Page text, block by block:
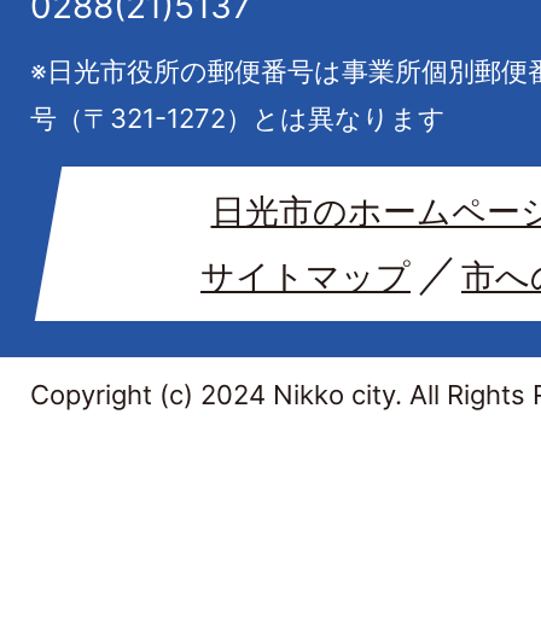
※日光市役所の郵便番号は事業所個別郵
号（〒321-1272）とは異なります
日光市のホームペー
サイトマップ
市へ
Copyright (c) 2024 Nikko city. All Rights